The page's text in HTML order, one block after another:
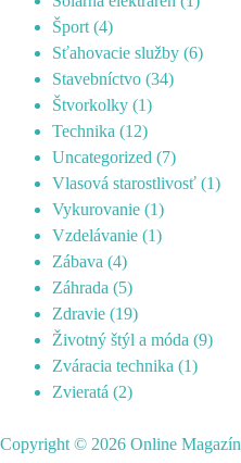
Šport (4)
Sťahovacie služby (6)
Stavebníctvo (34)
Štvorkolky (1)
Technika (12)
Uncategorized (7)
Vlasová starostlivosť (1)
Vykurovanie (1)
Vzdelávanie (1)
Zábava (4)
Záhrada (5)
Zdravie (19)
Životný štýl a móda (9)
Zváracia technika (1)
Zvieratá (2)
Copyright © 2026 Online Magazín